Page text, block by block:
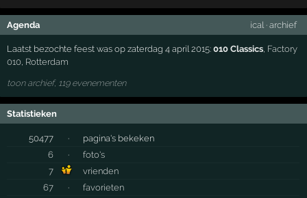
Agenda ical· archief
Laatst bezochte feest was op zaterdag 4 april 2015:010 Classics Factory
010 Rotterdam
toon archief, 119 evenementen
Statistieken
50477 ·
pagina's bekeken
6
·
foto's
7
vrienden
67
·
favorieten